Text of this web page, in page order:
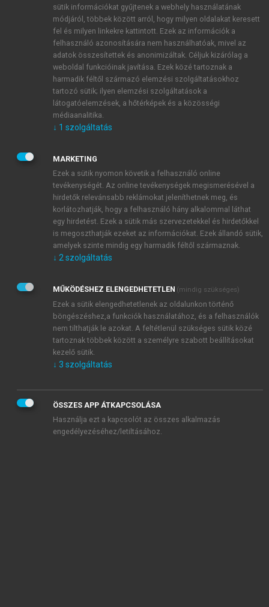
ÚJ FIÓK LÉTREHOZÁSA
1 óra díjmentes hozzáférés
E-MAIL-CÍM
JELSZÓ
JELSZÓ ÚJRA
Kérek értesítést a MeRSZ újdonságairól, akcióiról.
Kérek értesítést az Akadémiai Kiadó Zrt. újdonságairól,
Adatkezelési tájékoztatóbanfoglaltakat tudomásul
veszem és elfogadom.
Általános vásárlási feltételeket, valamint a szotar.netés a
mersz.huoldalak licencszerződéseiben foglaltakat
tudomásul veszem és elfogadom.
KIPRÓBÁLOM
sütik információkat gyűjtenek a webhely használatának
módjáról, többek között arról, hogy milyen oldalakat keresett
fel és milyen linkekre kattintott. Ezek az információk a
felhasználó azonosítására nem használhatóak, mivel az
adatok összesítettek és anonimizáltak. Céljuk kizárólag a
weboldal funkcióinak javítása. Ezek közé tartoznak a
harmadik féltől származó elemzési szolgáltatásokhoz
tartozó sütik; ilyen elemzési szolgáltatások a
látogatóelemzések, a hőtérképek és a közösségi
médiaanalitika.
↓ 1 szolgáltatás
MARKETING
Ezek a sütik nyomon követik a felhasználó online
tevékenységét. Az online tevékenységek megismerésével a
hirdetők relevánsabb reklámokat jeleníthetnek meg, és
korlátozhatják, hogy a felhasználó hány alkalommal láthat
egy hirdetést. Ezek a sütik más szervezetekkel és hirdetőkkel
is megoszthatják ezeket az információkat. Ezek állandó sütik,
amelyek szinte mindig egy harmadik féltől származnak.
↓ 2 szolgáltatás
MŰKÖDÉSHEZ ELENGEDHETETLEN (mindig szükséges)
Ezek a sütik elengedhetetlenek az oldalunkon történő
böngészéshez,a funkciók használatához, és a felhasználók
nem tilthatják le azokat. A feltétlenül szükséges sütik közé
tartoznak többek között a személyre szabott beállításokat
kezelő sütik.
↓ 3 szolgáltatás
ÖSSZES APP ÁTKAPCSOLÁSA
Használja ezt a kapcsolót az összes alkalmazás
engedélyezéséhez/letiltásához.